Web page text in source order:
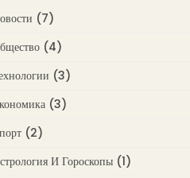
(7)
(4)
(3)
(3)
(2)
И Гороскопы (1)